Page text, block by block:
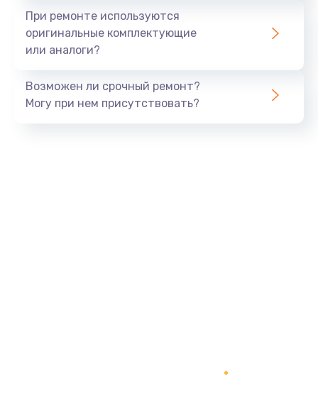
Заказать
Замена шлейфа матрицы
Заказать
Ремонт разъема питания
При ремонте используются
оригинальные комплектующие
или аналоги?
Возможен ли срочный ремонт?
Могу при нем присутствовать?